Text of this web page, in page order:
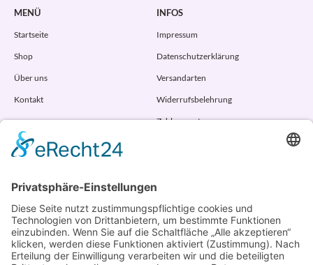
MENÜ
Startseite
Shop
Über uns
Kontakt
INFOS
Impressum
Datenschutzerklärung
Versandarten
Widerrufsbelehrung
Zahlungsarten
Randstr. 28
47804 Krefeld
+49 176 58266120